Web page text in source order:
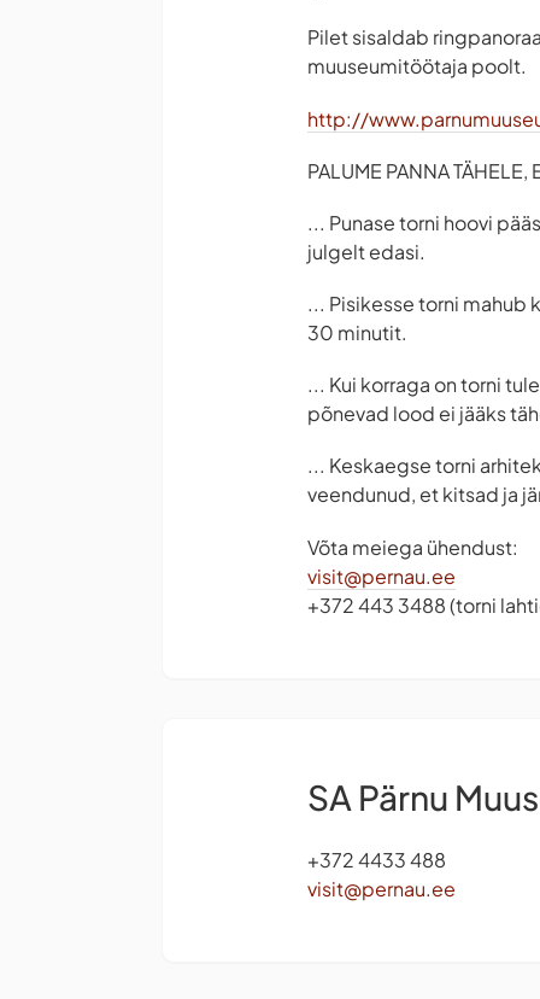
Pilet sisaldab
muuseumitöötaja poolt.
http://
PALUME PANNA TÄHELE,
... Punase torni hoovi
julgelt edasi.
... Pisikesse torni
30 minutit.
... Kui korraga on torni
põnevad lood ei jääks
... Keskaegse torni
veendunud, et kitsad ja
Võta meiega ühendust:
visit@pernau.ee
+372 443 3488 (torni
SA Pärnu
+372 4433 488
visit@pernau.ee